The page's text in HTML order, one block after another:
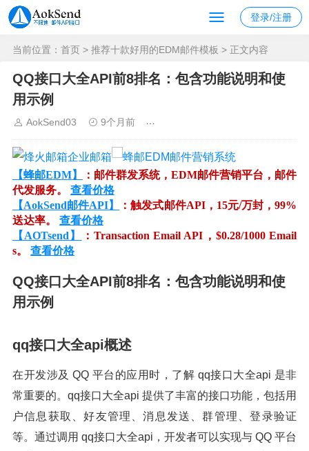
登录/注册
当前位置： 首页 > 推荐十款好用的EDM邮件模板 > 正文内容
QQ接口大全API前8排名：包含功能说明和使
用示例
AokSend03 9个月前
【蜂邮EDM】
：邮件群发系统，EDM邮件营销平台，邮件
代发服务。 查看价格
【AokSend邮件API】
：触发式邮件API，15元/万封，99%
送达率。 查看价格
【AOTsend】
：Transaction Email API，$0.28/1000 Email
s。 查看价格
QQ接口大全API前8排名：包含功能说明和使
用示例
qq接口大全api概述
在开发涉及 QQ 平台的应用时，了解 qq接口大全api 是非
常重要的。qq接口大全api 提供了丰富的接口功能，包括用
户信息获取、好友管理、消息发送、群管理、登录验证
等。通过调用 qq接口大全api，开发者可以实现与 QQ 平台